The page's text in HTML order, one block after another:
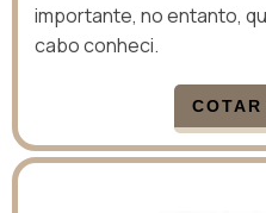
importante, no entanto,
cabo conheci.